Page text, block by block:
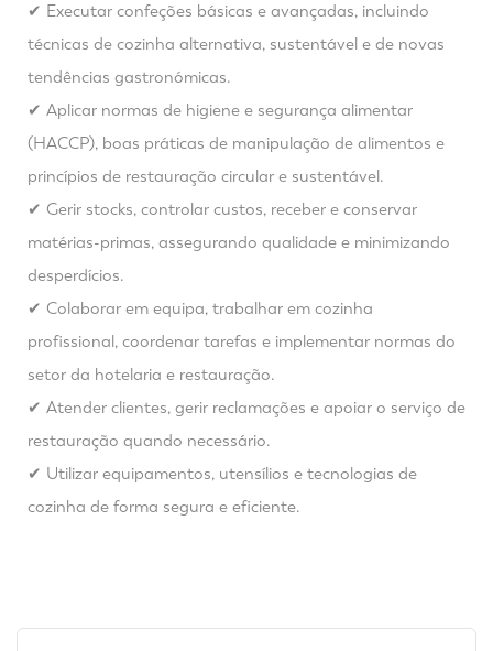
✔ Executar confeções básicas e avançadas, incluindo
técnicas de cozinha alternativa, sustentável e de novas
tendências gastronómicas.
✔ Aplicar normas de higiene e segurança alimentar
(HACCP), boas práticas de manipulação de alimentos e
princípios de restauração circular e sustentável.
✔ Gerir stocks, controlar custos, receber e conservar
matérias-primas, assegurando qualidade e minimizando
desperdícios.
✔ Colaborar em equipa, trabalhar em cozinha
profissional, coordenar tarefas e implementar normas do
setor da hotelaria e restauração.
✔ Atender clientes, gerir reclamações e apoiar o serviço de
restauração quando necessário.
✔ Utilizar equipamentos, utensílios e tecnologias de
cozinha de forma segura e eficiente.